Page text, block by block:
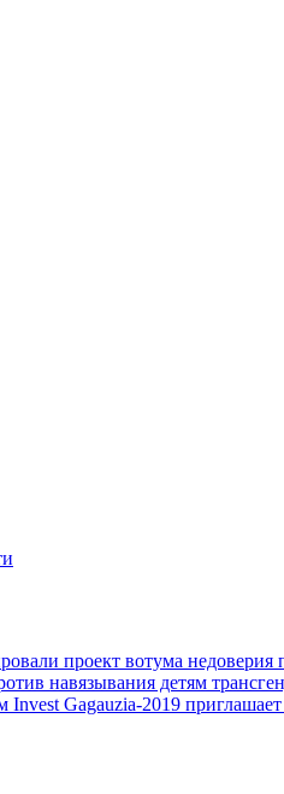
проект вотума
навязывания детям
Gagauzia-2019